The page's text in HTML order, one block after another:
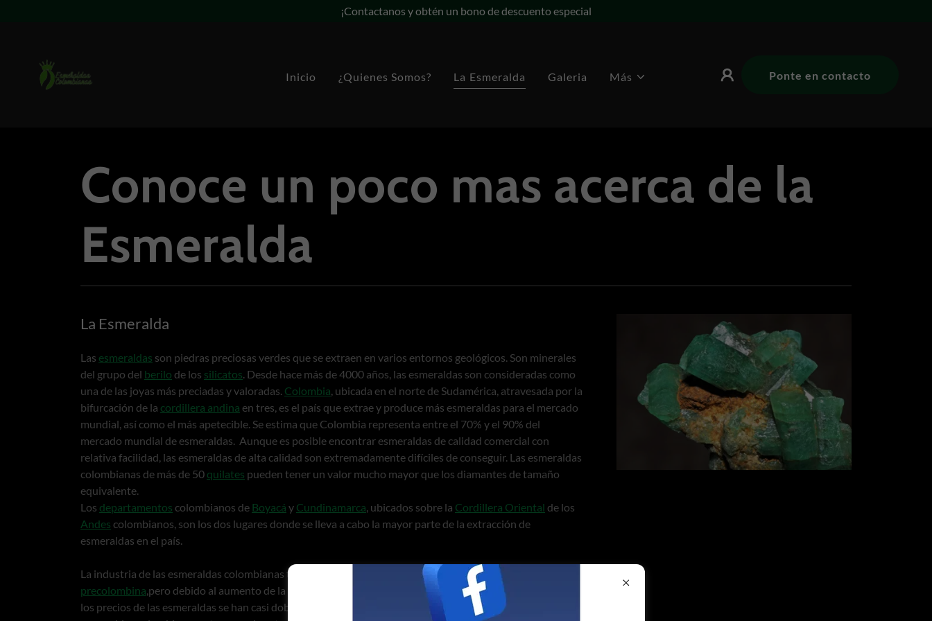
¡Contactanos y obtén un bono de descuento especial
Inicio ¿Quienes Somos? La Esmeralda Galeria Más Ponte en contacto
Conoce un poco mas acerca de la
Esmeralda
La Esmeralda
Las esmeraldas son piedras preciosas verdes que se extraen en varios entornos geológicos. Son minerales
del grupo del berilo de los silicatos. Desde hace más de 4000 años, las esmeraldas son consideradas como
una de las joyas más preciadas y valoradas. Colombia, ubicada en el norte de Sudamérica, atravesada por la
bifurcación de la cordillera andina en tres, es el país que extrae y produce más esmeraldas para el mercado
mundial, así como el más apetecible. Se estima que Colombia representa entre el 70% y el 90% del
mercado mundial de esmeraldas. Aunque es posible encontrar esmeraldas de calidad comercial con
relativa facilidad, las esmeraldas de alta calidad son extremadamente difíciles de conseguir. Las esmeraldas
colombianas de más de 50 quilates pueden tener un valor mucho mayor que los diamantes de tamaño
equivalente.
Los departamentos colombianos de Boyacá y Cundinamarca, ubicados sobre la Cordillera Oriental de los
Andes colombianos, son los dos lugares donde se lleva a cabo la mayor parte de la extracción de
esmeraldas en el país.
La industria de las esmeraldas colombianas tiene una larga historia que se remonta a la
época
precolombina,pero debido al aumento de la demanda global de piedras preciosas a principios del siglo XX,
los precios de las esmeraldas se han casi doblado en el mercado internacional. Hasta 2016, el comercio de